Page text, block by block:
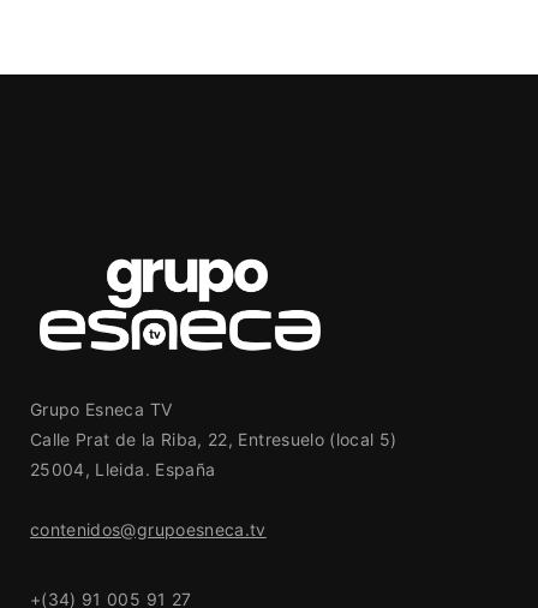
Grupo Esneca TV
Calle Prat de la Riba, 22, Entresuelo (local 5)
25004, Lleida. España
contenidos@grupoesneca.tv
+(34) 91 005 91 27